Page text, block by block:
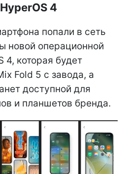
4
попали в сеть
новой операционной
4, которая будет
Fold 5 с завода, а
доступной для
и планшетов бренда.